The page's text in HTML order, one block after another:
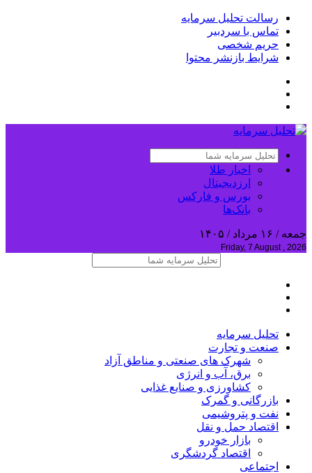
رسالت تحلیل سرمایه
تماس با سردبیر
حریم شخصی
شرایط بازنشر محتوا
اخبار طلا
ارزدیجیتال
بورس و فارکس
بانک‌ها
جمعه / ۱۶ مرداد / ۱۴۰۵
Friday, 7 August , 2026
تحلیل‌ سرمایه
صنعت و تجارت
شهرک های صنعتی و مناطق آزاد
برق، آب و انرژی
کشاورزی و صنایع غذایی
بازرگانی و گمرک
نفت و پتروشیمی
اقتصاد حمل و نقل
بازار خودرو
اقتصاد گردشگری
اجتماعی